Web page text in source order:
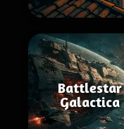
Battlestar
Galactica